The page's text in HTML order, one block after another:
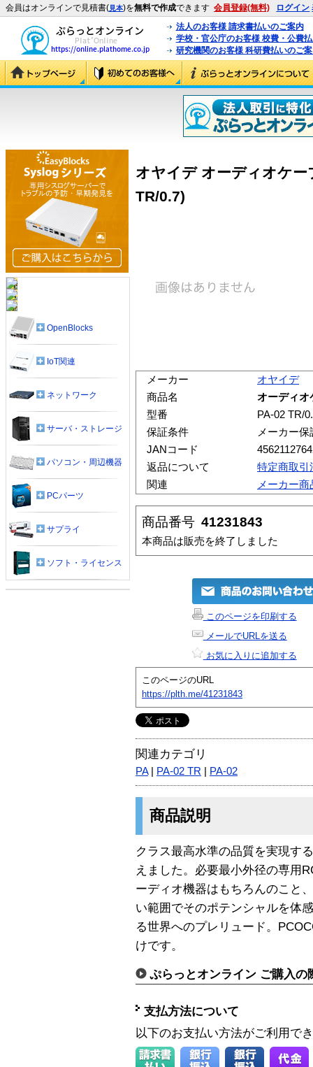
会員はオンラインで見積書(見本)を無料で作成できます 会員登録(無料) ログイン
法人のお客様 請求書払いのご案内
学校・官公庁のお客様 校費・公費
研究機関のお客様 科研費払いのご
オヤイデ オーディオケー
TR/0.7)
メーカー
オヤイデ
商品名
オーディオ
型番
PA-02 TR/
保証条件
メーカー保
JANコード
返品について
特定商取引
関連
メーカー
商品番号 41231843
本商品は販売を終了しました
このページを印刷する
メールでURLを送る
お気に入りに追加する
このページのURL
https://plth.me/41231843
関連カテゴリ
PA| PA-02 TR PA-02
商品説明
クラス最高水準の品質を実現す
えました。必要最小外径の専用
ーディオ機器はもちろんのこと
い範囲でそのポテンシャルを体
る世界へのプレリュード。
けです。
ぷらっとオンライン ご購入の
支払方法について
以下のお支払い方法がご利用で
OpenBlocks
IoT関連
ネットワーク
サーバ・ストレージ
パソコン・周辺機器
PCパーツ
サプライ
ソフト・ライセンス